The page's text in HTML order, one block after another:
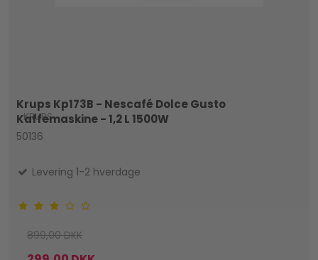
Krups Kp173B - Nescafé Dolce Gusto
Kaffemaskine - 1,2 L 1500W
KRUPS
50136
Levering 1-2 hverdage
899,00 DKK